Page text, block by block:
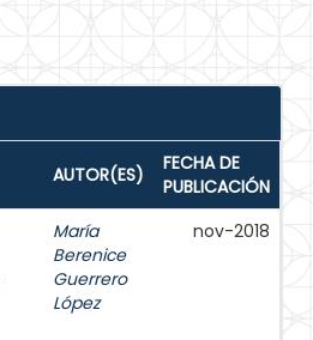
AUTOR(ES)
FECHA DE
PUBLICACIÓN
María
Berenice
Guerrero
López
nov-2018